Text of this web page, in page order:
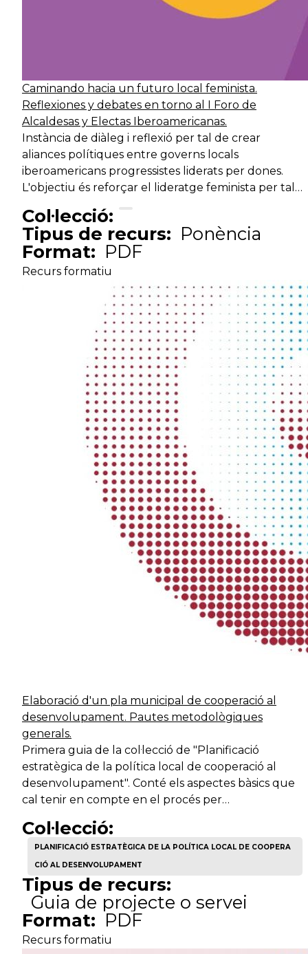
Caminando hacia un futuro local feminista.
Reflexiones y debates en torno al I Foro de
Alcaldesas y Electas Iberoamericanas.
Instància de diàleg i reflexió per tal de crear
aliances polítiques entre governs locals
iberoamericans progressistes liderats per dones.
L'objectiu és reforçar el lideratge feminista per tal…
Col·lecció:
Tipus de recurs: Ponència
Format: PDF
Recurs formatiu
Elaboració d'un pla municipal de cooperació al
desenvolupament. Pautes metodològiques
generals.
Primera guia de la col·lecció de "Planificació
estratègica de la política local de cooperació al
desenvolupament". Conté els aspectes bàsics que
cal tenir en compte en el procés per…
Col·lecció:
PLANIFICACIÓ ESTRATÈGICA DE LA POLÍTICA LOCAL DE COOPERA
CIÓ AL DESENVOLUPAMENT
Tipus de recurs:
Guia de projecte o servei
Format: PDF
Recurs formatiu